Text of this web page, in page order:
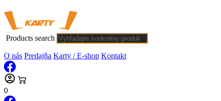
Products search
O nás Predajňa Karty / E-shop Kontakt
0